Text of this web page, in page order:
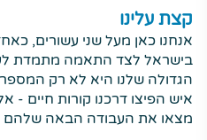
קצת עלינו
אנחנו כאן מעל שני עשורים,
בישראל לצד התאמה מתמדת
הגדולה שלנו היא לא רק
איש הפיצו דרכנו קורות חיים
מצאו את העבודה הבאה שלהם